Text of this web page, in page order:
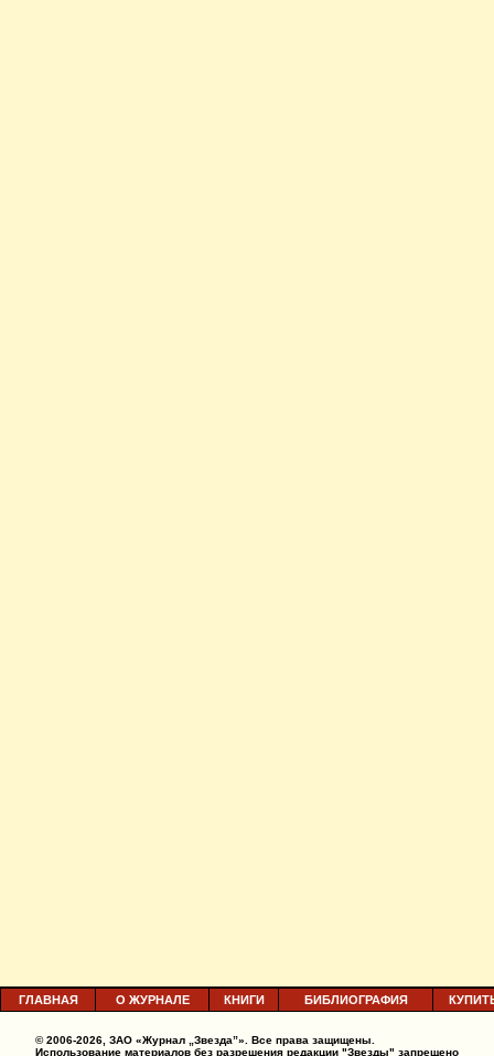
ГЛАВНАЯ О ЖУРНАЛЕ КНИГИ БИБЛИОГРАФИЯ
© 2006-2026, ЗАО «Журнал „Звезда”». Все права защищены.
Использование материалов без разрешения редакции "Звезды" запрещено